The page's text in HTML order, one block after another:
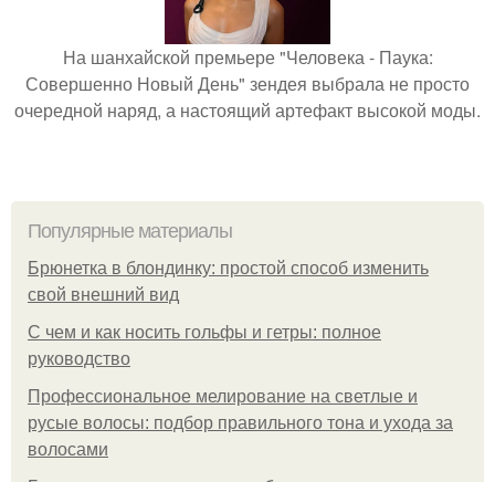
На шанхайской премьере "Человека - Паука:
Совершенно Новый День" зендея выбрала не просто
очередной наряд, а настоящий артефакт высокой моды.
Популярные материалы
Брюнетка в блондинку: простой способ изменить
свой внешний вид
С чем и как носить гольфы и гетры: полное
руководство
Профессиональное мелирование на светлые и
русые волосы: подбор правильного тона и ухода за
волосами